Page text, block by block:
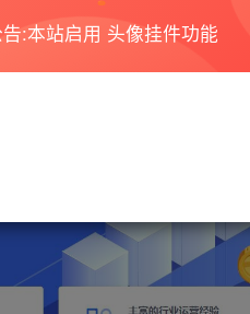
:本站启用 头像挂件功能